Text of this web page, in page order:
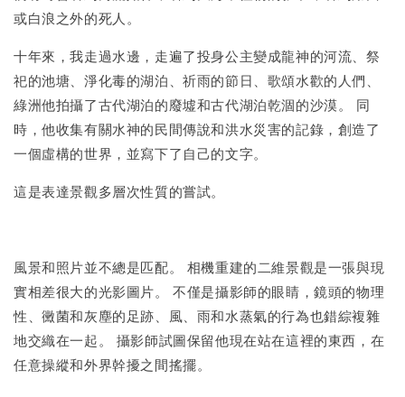
或白浪之外的死人。
十年來，我走過水邊，走遍了投身公主變成龍神的河流、祭
祀的池塘、淨化毒的湖泊、祈雨的節日、歌頌水歡的人們、
綠洲他拍攝了古代湖泊的廢墟和古代湖泊乾涸的沙漠。 同
時，他收集有關水神的民間傳說和洪水災害的記錄，創造了
一個虛構的世界，並寫下了自己的文字。
這是表達景觀多層次性質的嘗試。
風景和照片並不總是匹配。 相機重建的二維景觀是一張與現
實相差很大的光影圖片。 不僅是攝影師的眼睛，鏡頭的物理
性、黴菌和灰塵的足跡、風、雨和水蒸氣的行為也錯綜複雜
地交織在一起。 攝影師試圖保留他現在站在這裡的東西，在
任意操縱和外界幹擾之間搖擺。